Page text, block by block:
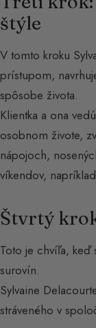
štýle
V tomto kroku
prístupom,
spôsobe života.
Klientka a ona
osobnom živote,
nápojoch,
víkendov,
Štvrtý
Toto je chvíľa, keď
surovín.
Sylvaine
stráveného v